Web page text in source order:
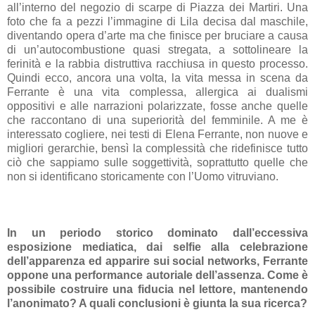
all’interno del negozio di scarpe di Piazza dei Martiri. Una
foto che fa a pezzi l’immagine di Lila decisa dal maschile,
diventando opera d’arte ma che finisce per bruciare a causa
di un’autocombustione quasi stregata, a sottolineare la
ferinità e la rabbia distruttiva racchiusa in questo processo.
Quindi ecco, ancora una volta, la vita messa in scena da
Ferrante è una vita complessa, allergica ai dualismi
oppositivi e alle narrazioni polarizzate, fosse anche quelle
che raccontano di una superiorità del femminile. A me è
interessato cogliere, nei testi di Elena Ferrante, non nuove e
migliori gerarchie, bensì la complessità che ridefinisce tutto
ciò che sappiamo sulle soggettività, soprattutto quelle che
non si identificano storicamente con l’Uomo vitruviano.
In un periodo storico dominato dall’eccessiva
esposizione mediatica, dai selfie alla celebrazione
dell’apparenza ed apparire sui social networks, Ferrante
oppone una performance autoriale dell’assenza. Come è
possibile costruire una fiducia nel lettore, mantenendo
l’anonimato? A quali conclusioni è giunta la sua ricerca?